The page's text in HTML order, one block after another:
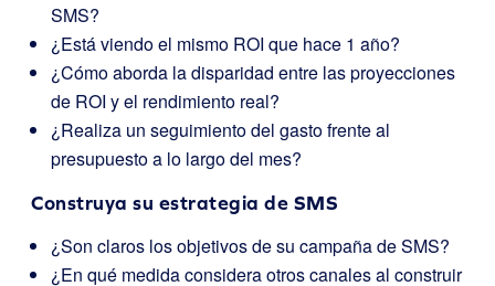
SMS?
¿Está viendo el mismo ROI que hace 1 año?
¿Cómo aborda la disparidad entre las proyecciones
de ROI y el rendimiento real?
¿Realiza un seguimiento del gasto frente al
presupuesto a lo largo del mes?
Construya su estrategia de SMS
¿Son claros los objetivos de su campaña de SMS?
¿En qué medida considera otros canales al construir